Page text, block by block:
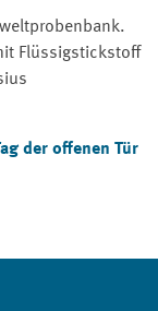
Flüssigstickstoff
der offenen Tür